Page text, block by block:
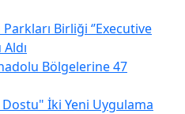
Birliği ‘’Executive
Bölgelerine 47
İki Yeni Uygulama